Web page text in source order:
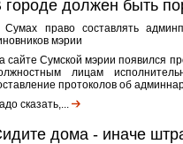
городе должен быть
Сумах право составлять
мэрии
сайте Сумской мэрии появился
лицам
протоколов об
сказать,...
дома - иначе